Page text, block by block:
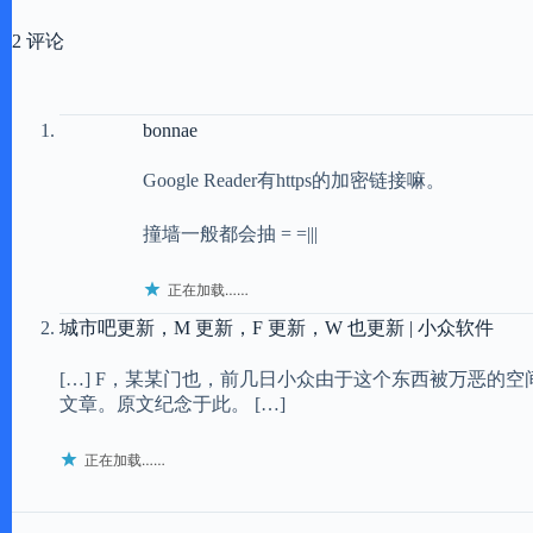
2 评论
bonnae
Google Reader有https的加密链接嘛。
撞墙一般都会抽 = =|||
正在加载……
城市吧更新，M 更新，F 更新，W 也更新 | 小众软件
[…] F，某某门也，前几日小众由于这个东西被万恶的空
文章。原文纪念于此。 […]
正在加载……